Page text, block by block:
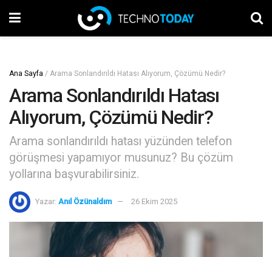
Ana Sayfa / Arama Sonlandırıldı Hatası Alıyorum, Çözümü Nedir?
Arama Sonlandırıldı Hatası
Alıyorum, Çözümü Nedir?
Arama sonlandırıldı hatası yüzünden telefon
görüşmesi yapamıyor musunuz? Bu çözüm
yollarına başvurabilirsiniz.
Yazar: Anıl Özünaldım 26 Ekim 2025